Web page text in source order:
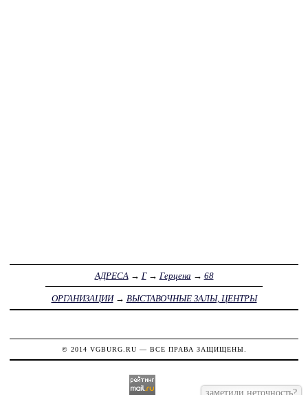
АДРЕСА→ Г→ Герцена → 68
ОРГАНИЗАЦИИ→ ВЫСТАВОЧНЫЕ ЗАЛЫ, ЦЕНТРЫ
© 2014 VGBURG.RU — ВСЕ ПРАВА ЗАЩИЩЕНЫ.
заметили неточность?